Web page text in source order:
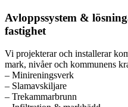
Avloppssystem &
fastighet
Vi projekterar och installerar
mark, nivåer och kommunens
– Minireningsverk
– Slamavskiljare
– Trekammarbrunn